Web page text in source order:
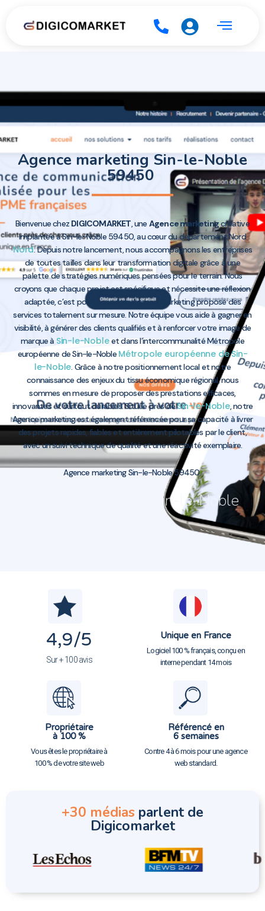
Agence marketing Sin-le-Noble
59450
Bienvenue chez DIGICOMARKET , une Agence marketingcréative
implantée à Sin-le-Noble 59450, au cœur du département Nord
Nord. Depuis notre lancement, nous accompagnons les entreprises
de toutes tailles dans leur transformation digitale grâce à une
palette de stratégies numériques pensées pour le terrain. Nous
croyons que chaque projet est spécifique et nécessite une réflexion
adaptée, c’est pourquoi notre Agence marketing propose des
services totalement sur mesure. Notre équipe vous aide à gagner en
visibilité, à générer des clients qualifiés et à renforcer votre image de
marque à Sin-le-Nobleet dans l’intercommunalité Métropole
européenne de Sin-le-Noble Métropole européenne de Sin-
le-Noble . Grâce à notre positionnement local et notre
connaissance des enjeux du tissu économique régional, nous
sommes en mesure de proposer des prestations efficaces,
innovantes et surtout durables. Située près deSin-le-Noble, notre
Agence marketing est également référencée pour sa capacité à livrer
des projets rapides, fiables et entièrement pilotables par le client,
avec un suivi technique de qualité et une réactivité exemplaire.
Agence marketing Sin-le-Noble 59450
Agence marketing Sin-le-Noble
4,9/5
Sur + 100 avis
Unique en France
Logiciel 100 % français, conçu en
interne pendant 14 mois
Propriétaire
à 100 %
Vous êtes le propriétaire à
100 % de votre site web
Référencé en
6 semaines
Contre 4 à 6 mois pour une agence
web standard.
+30 médias parlent de
Digicomarket